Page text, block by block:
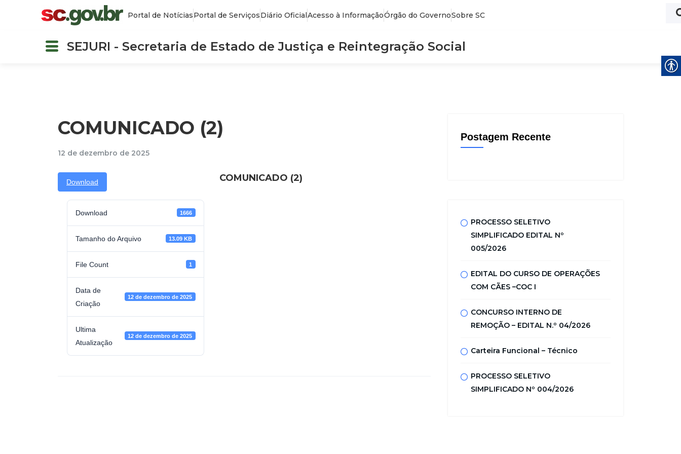
Portal de NotíciasPortal de ServiçosDiário OficialAcesso à InformaçãoÓrgão do GovernoSobre SC
SEJURI - Secretaria de Estado de Justiça e Reintegração Social
COMUNICADO (2)
12 de dezembro de 2025
Download
Download 1666
Tamanho do Arquivo 13.09 KB
File Count 1
Data de
Criação
12 de dezembro de 2025
Ultima
Atualização
12 de dezembro de 2025
COMUNICADO (2)
Postagem Recente
PROCESSO SELETIVO
SIMPLIFICADO EDITAL Nº
005/2026
EDITAL DO CURSO DE OPERAÇÕES
COM CÃES –COC I
CONCURSO INTERNO DE
REMOÇÃO – EDITAL N.º 04/2026
Carteira Funcional – Técnico
PROCESSO SELETIVO
SIMPLIFICADO Nº 004/2026